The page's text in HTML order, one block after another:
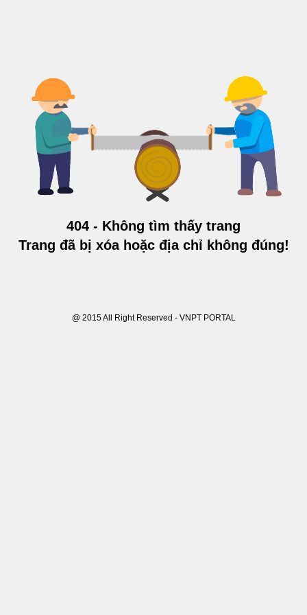
404 - Không tìm thấy trang
Trang đã bị xóa hoặc địa chỉ không đúng!
@ 2015 All Right Reserved - VNPT PORTAL